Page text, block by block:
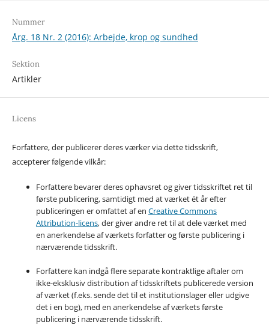
Nummer
Årg. 18 Nr. 2 (2016): Arbejde, krop og sundhed
Sektion
Artikler
Licens
Forfattere, der publicerer deres værker via dette tidsskrift,
accepterer følgende vilkår:
Forfattere bevarer deres ophavsret og giver tidsskriftet ret til
første publicering, samtidigt med at værket ét år efter
publiceringen er omfattet af en Creative Commons
Attribution-licens, der giver andre ret til at dele værket med
en anerkendelse af værkets forfatter og første publicering i
nærværende tidsskrift.
Forfattere kan indgå flere separate kontraktlige aftaler om
ikke-eksklusiv distribution af tidsskriftets publicerede version
af værket (f.eks. sende det til et institutionslager eller udgive
det i en bog), med en anerkendelse af værkets første
publicering i nærværende tidsskrift.